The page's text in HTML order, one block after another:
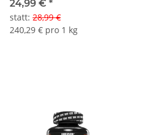
24,99 € *
statt: 28,99 €
240,29 € pro 1 kg